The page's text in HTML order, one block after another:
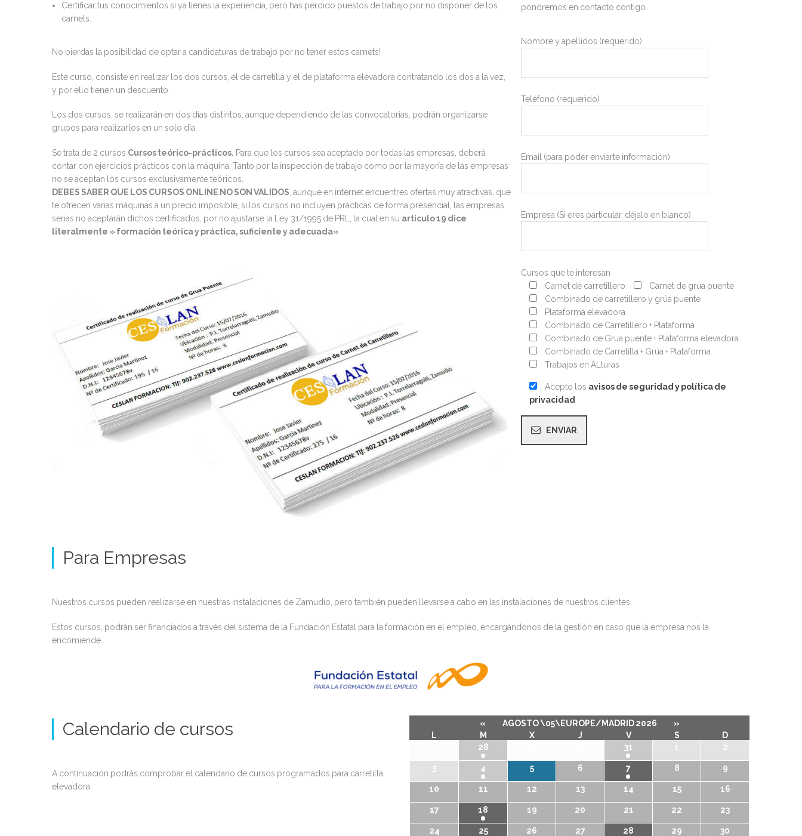
Certificar tus conocimientos si ya tienes la experiencia, pero has perdido puestos de trabajo por no disponer de los
carnets.
No pierdas la posibilidad de optar a candidaturas de trabajo por no tener estos carnets!
Este curso, consiste en realizar los dos cursos, el de carretilla y el de plataforma elevadora contratando los dos a la vez,
y por ello tienen un descuento.
Los dos cursos, se realizarán en dos días distintos, aunque dependiendo de las convocatorias, podrán organizarse
grupos para realizarlos en un solo día.
Se trata de 2 cursos Cursos teórico-prácticos. Para que los cursos sea aceptado por todas las empresas, deberá
contar con ejercicios prácticos con la máquina. Tanto por la inspección de trabajo como por la mayoría de las empresas
no se aceptan los cursos exclusivamente teóricos.
DEBES SABER QUE LOS CURSOS ONLINE NO SON VALIDOS , aunque en internet encuentres ofertas muy atractivas, que
te ofrecen varias máquinas a un precio imposible, si los cursos no incluyen prácticas de forma presencial, las empresas
serias no aceptarán dichos certificados, por no ajustarse la Ley 31/1995 de PRL, la cual en su artículo 19 dice
literalmente » formación teórica y práctica, suficiente y adecuada»
pondremos en contacto contigo
Nombre y apellidos (requerido)
Teléfono (requerido)
Email (para poder enviarte información)
Empresa (Si eres particular, déjalo en blanco)
Cursos que te interesan
Carnet de carretillero
Carnet de grúa puente
Combinado de carretillero y grúa puente
Plataforma elevadora
Combinado de Carretillero + Plataforma
Combinado de Grua puente + Plataforma elevadora
Combinado de Carretilla + Grúa + Plataforma
Trabajos en ALturas
Acepto los avisos de seguridad y política de
privacidad
Para Empresas
Nuestros cursos pueden realizarse en nuestras instalaciones de Zamudio, pero también pueden llevarse a cabo en las instalaciones de nuestros clientes.
Estos cursos, podrán ser financiados a través del sistema de la Fundación Estatal para la formación en el empleo, encargándonos de la gestión en caso que la empresa nos la
encomiende.
Calendario de cursos
A continuación podrás comprobar el calendario de cursos programados para carretilla
elevadora:
« AGOSTO \05\EUROPE/MADRID 2026
»
L
M X J V S
D
28 31 1 2
3 4 5 6 7 8 9
10 11 12 13 14 15 16
17 18 19 20 21 22 23
24 25 26 27 28 29 30